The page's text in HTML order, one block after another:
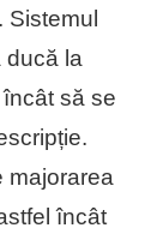
Sistemul
ducă la
să se
majorarea
încât